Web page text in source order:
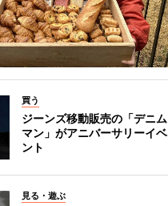
買う
ジーンズ移動販売の「デニム
マン」がアニバーサリーイベ
ント
見る・遊ぶ